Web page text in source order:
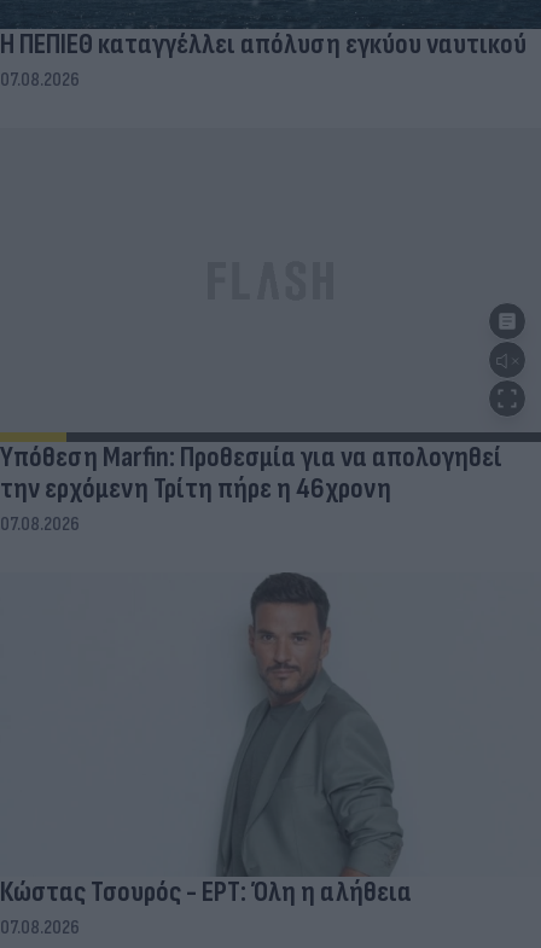
Η ΠΕΠΙΕΘ καταγγέλλει απόλυση εγκύου ναυτικού
07.08.2026
Υπόθεση Marfin: Προθεσμία για να απολογηθεί
την ερχόμενη Τρίτη πήρε η 46χρονη
07.08.2026
Κώστας Τσουρός - ΕΡΤ: Όλη η αλήθεια
07.08.2026